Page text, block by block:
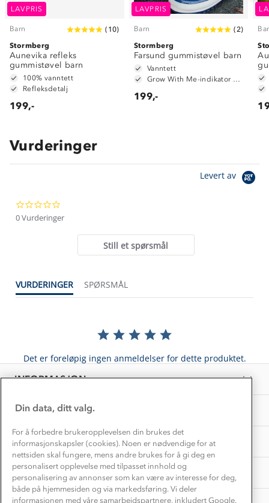
LAVPRIS
Barn ( 10)
Stormberg
Aunevika refleks
gummistøvel barn
100% vanntett
Refleksdetalj
199,-
LAVPRIS
Barn ( 2)
Stormberg
Farsund gummistøvel barn
Vanntett
199,-
Vurderinger
Levert av
star
0 Vurderinger
Still et spørsmål
VURDERINGER SPØRSMÅL
Det er foreløpig ingen anmeldelser for dette produktet.
INFORMASJON
Kundeservice
Kundeklubb
Bedrift, barnehage og SFO
Presse
OM OSS
Klima og miljø
1% til samfunnet
Samarbeide med oss?
TIPS OG RÅD
Trelagsprinsippet barn
Alt du trenger til Norgesferien
Gravidklær
Vask og vedlikehold
EL-retur
Store størrelser
Turmat oppskrifter
Beredskap
AKTIVITETER
Få turinspirasjon og tips her⛰
Overnatte utendørs⛺
Leirskole 🥾
Barnehageansatt
Tips til hyttetur
Din data, ditt valg.
For å forbedre brukeropplevelsen din brukes det
informasjonskapsler (cookies). Noen er nødvendige for at
nettsiden skal fungere, mens andre brukes for å gi deg en
personalisert opplevelse med tilpasset innhold og
personalisering av annonser som kan være av interesse for deg,
både på hjemmesiden og via markedsføring. Vi deler
informasjonen med våre samarbeidspartnere, inkludert Google.